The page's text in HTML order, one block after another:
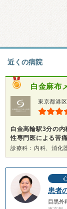
近くの病院
白金麻布
東京都港
白金高輪駅3分の
性専門医による苦
診療科：内科、消化
患者
目黒外